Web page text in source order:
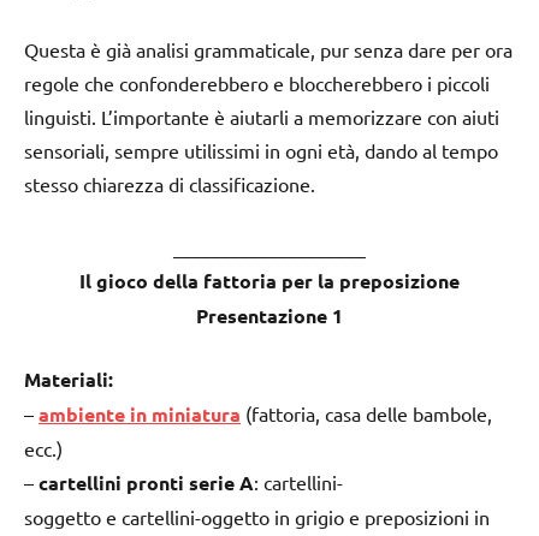
Questa è già analisi grammaticale, pur senza dare per ora
regole che confonderebbero e bloccherebbero i piccoli
linguisti. L’importante è aiutarli a memorizzare con aiuti
sensoriali, sempre utilissimi in ogni età, dando al tempo
stesso chiarezza di classificazione.
Il gioco della fattoria per la preposizione
Presentazione 1
Materiali:
– ambiente in miniatura (fattoria, casa delle bambole,
ecc.)
– cartellini pronti serie A: cartellini-
soggetto e cartellini-oggetto in grigio e preposizioni in